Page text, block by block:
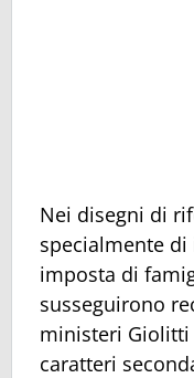
Nei disegni di
specialmente
imposta di
susseguirono
ministeri Giolitti
caratteri